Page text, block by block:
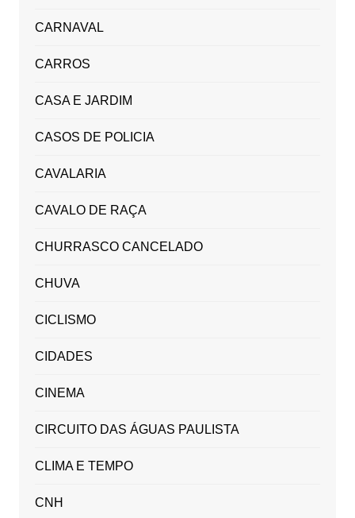
CARNAVAL
CARROS
CASA E JARDIM
CASOS DE POLICIA
CAVALARIA
CAVALO DE RAÇA
CHURRASCO CANCELADO
CHUVA
CICLISMO
CIDADES
CINEMA
CIRCUITO DAS ÁGUAS PAULISTA
CLIMA E TEMPO
CNH